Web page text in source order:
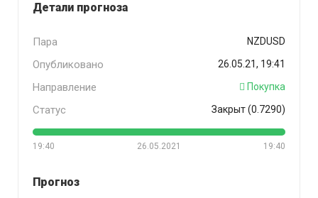
Детали прогноза
Пара NZDUSD
Опубликовано 26.05.21, 19:41
Направление Покупка
Статус Закрыт (0.7290)
19:40 19:40
26.05.2021
Прогноз